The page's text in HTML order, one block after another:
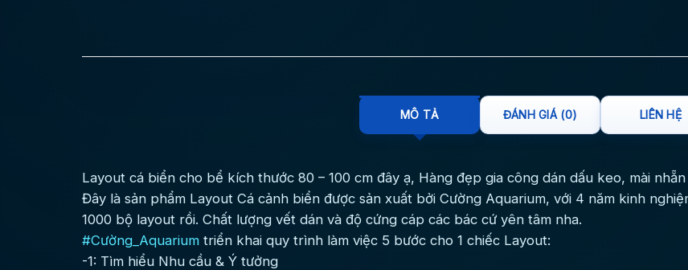
MÔ TẢ ĐÁNH GIÁ (0) LIÊN HỆ
Layout cá biển cho bể kích thước 80 – 100 cm đây ạ, Hàng đẹp gia công dán dấu keo, mài
Đây là sản phẩm Layout Cá cảnh biển được sản xuất bởi Cường Aquarium, với 4 năm kinh
1000 bộ layout rồi. Chất lượng vết dán và độ cứng cáp các bác cứ yên tâm nha.
#Cường_Aquarium triển khai quy trình làm việc 5 bước cho 1 chiếc Layout:
-1: Tìm hiểu Nhu cầu & Ý tưởng